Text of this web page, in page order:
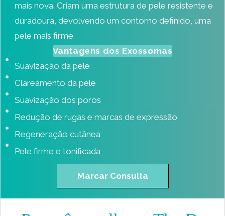
mais nova. Criam uma estrutura de pele resistente e
duradoura, devolvendo um contorno definido, uma
pele mais firme.
Vantagens dos Exossomas
Suavização da pele
Clareamento da pele
Suavização dos poros
Redução de rugas e marcas de expressão
Regeneração cutânea
Pele firme e tonificada
Marcar Consulta